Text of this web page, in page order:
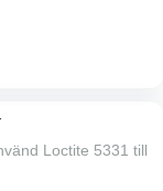
Loctite 5331 till